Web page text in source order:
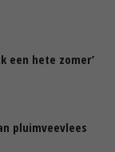
een hete zomer’
pluimveevlees